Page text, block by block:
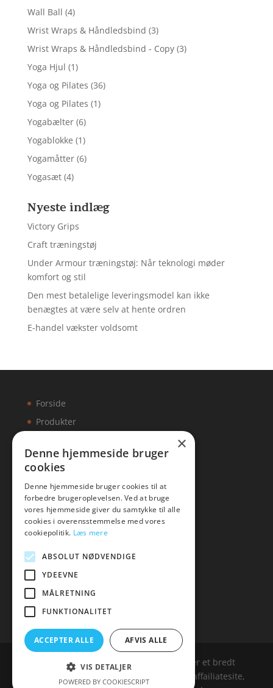
Wall Ball (4)
Wrist Wraps & Håndledsbind (3)
Wrist Wraps & Håndledsbind - Copy (3)
Yoga Hjul (1)
Yoga og Pilates (36)
Yoga og Pilates (1)
Yogabælter (6)
Yogablokke (1)
Yogamåtter (6)
Yogasæt (4)
Nyeste indlæg
Victory Grips
Craft træningstøj
Under Armour træningstøj: Når teknologi møder
komfort og stil
Den mest betalelige leveringsmodel kan ikke
benægtes at være selv at hente ordren
E-handel vækster voldsomt
Forside
Produkter
Artikler
Malawigruppen
Mail:hej@malawigruppen.dk
Malawigruppen.dk er siden, der samler et bredt
udvalg af spændende varer. Siden er et affailiatesite,
×
Denne hjemmeside bruger
cookies
Denne hjemmeside bruger cookies til at
forbedre brugeroplevelsen. Ved at bruge
vores hjemmeside giver du samtykke til alle
cookies i overensstemmelse med vores
cookiepolitik. Læs mere
ABSOLUT NØDVENDIGE
YDEEVNE
MÅLRETNING
FUNKTIONALITET
ACCEPTER ALLE AFVIS ALLE
VIS DETALJER
POWERED BY COOKIESCRIPT